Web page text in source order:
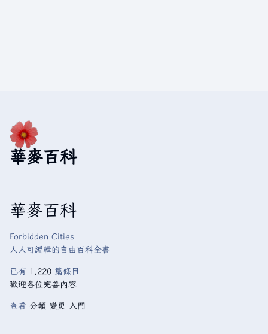
華麥百科
華麥百科
Forbidden Cities
人人可編輯的自由百科全書
已有 1,220 篇條目
歡迎各位完善內容
查看 分類 變更 入門